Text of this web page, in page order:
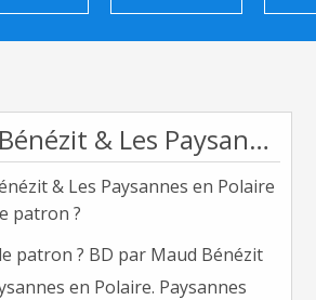
Maud Bénézit & Les Paysannes en Polaire : Il est où le patron ?
patron ? BD par Maud Bénézit
en Polaire. Paysannes